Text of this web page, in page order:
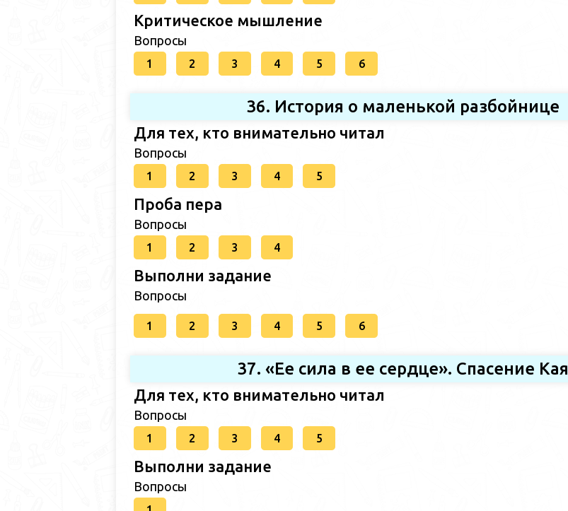
Критическое мышление
Вопросы
1 2 3 4 5 6
36. История о маленькой разбойнице
Для тех, кто внимательно читал
Вопросы
1 2 3 4 5
Проба пера
Вопросы
1 2 3 4
Выполни задание
Вопросы
1 2 3 4 5 6
37. «Ее сила в ее сердце». Спасение Кая
Для тех, кто внимательно читал
Вопросы
1 2 3 4 5
Выполни задание
Вопросы